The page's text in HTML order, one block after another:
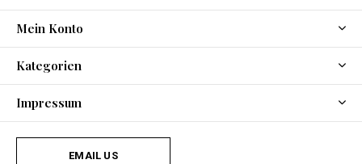
Mein Konto
Kategorien
Impressum
EMAIL US